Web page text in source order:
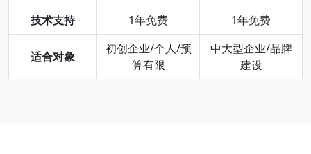
技术支持
1年免费 1年免费
适合对象
初创企业/个人/预
算有限
中大型企业/品牌
建设